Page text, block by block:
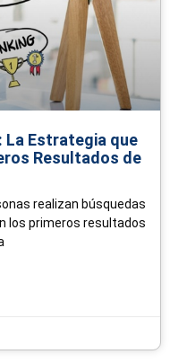
La Estrategia que
Resultados de
realizan búsquedas
los primeros resultados